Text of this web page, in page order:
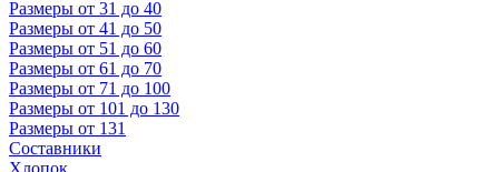
Размеры от 31 до 40
Размеры от 41 до 50
Размеры от 51 до 60
Размеры от 61 до 70
Размеры от 71 до 100
Размеры от 101 до 130
Размеры от 131
Составники
Хлопок